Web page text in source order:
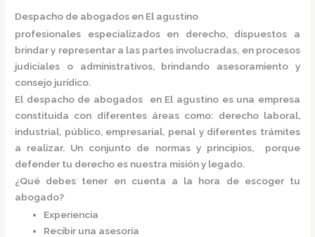
Despacho de abogados en El agustino
profesionales especializados en derecho, dispuestos a
brindar y representar a las partes involucradas, en procesos
judiciales o administrativos, brindando asesoramiento y
consejo jurídico.
El despacho de abogados en El agustinoes una empresa
constituida con diferentes áreas como: derecho laboral,
industrial, público, empresarial, penal y diferentes trámites
a realizar. Un conjunto de normas y principios, porque
defender tu derecho es nuestra misión y legado.
¿Qué debes tener en cuenta a la hora de escoger tu
abogado?
Experiencia
Recibir una asesoría